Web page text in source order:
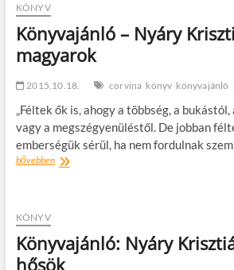
KÖNYV
Könyvajánló – Nyáry
magyarok
2015.10.18. corvina könyv könyvajánló
„Féltek ők is, ahogy a többség, a
vagy a megszégyenüléstől. De jobban
emberségük sérül, ha nem fordulnak
bővebbenKönyvajánló
KÖNYV
Könyvajánló: Nyáry
hősök